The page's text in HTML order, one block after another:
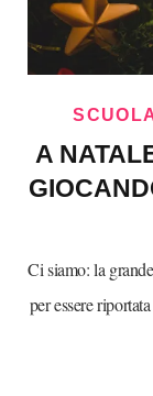
A
Ci siamo: la
per essere